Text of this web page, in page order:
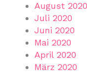
August 2020
Juli 2020
Juni 2020
Mai 2020
April 2020
März 2020